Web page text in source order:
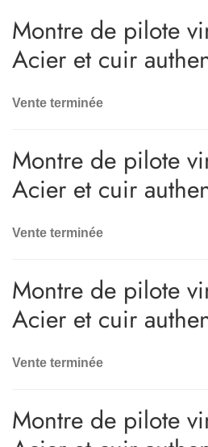
Montre de pilote
Acier et cuir
Vente terminée
Montre de pilote
Acier et cuir
Vente terminée
Montre de pilote
Acier et cuir
Vente terminée
Montre de pilote